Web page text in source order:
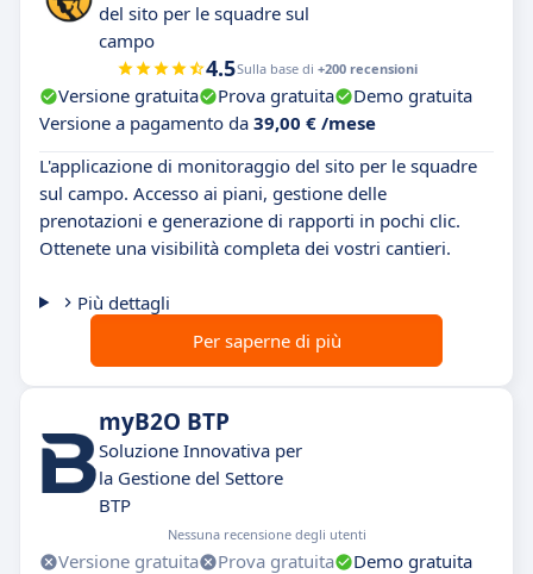
del sito per le squadre sul
campo
4.5Sulla base di +200 recensioni
Versione gratuita Prova gratuita
Demo gratuita
Versione a pagamento da 39,00 € /mese
L'applicazione di monitoraggio del sito per le squadre
sul campo. Accesso ai piani, gestione delle
prenotazioni e generazione di rapporti in pochi clic.
Ottenete una visibilità completa dei vostri cantieri.
Più dettagli
Per saperne di più
myB2O BTP
Soluzione Innovativa per
la Gestione del Settore
BTP
Nessuna recensione degli utenti
Versione gratuita Prova gratuita
Demo gratuita